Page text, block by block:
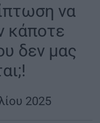
να
κάποτε
δεν μας
2025